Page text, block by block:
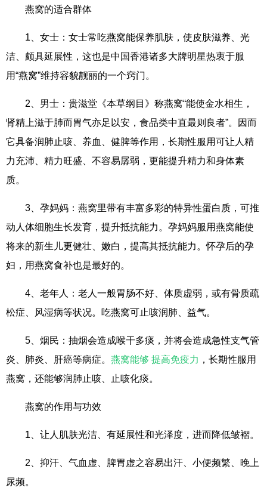
燕窝的适合群体
1、女士：女士常吃燕窝能保养肌肤，使皮肤滋养、光
洁、颇具延展性，这也是中国香港诸多大牌明星热衷于服
用“燕窝”维持容貌靓丽的一个窍门。
2、男士：贵滋堂《本草纲目》称燕窝“能使金水相生，
肾精上滋于肺而胃气亦足以安，食品类中直最则良者”。因而
它具备润肺止咳、养血、健脾等作用，长期性服用可让人精
力充沛、精力旺盛、不容易孱弱，更能提升精力和身体素
质。
3、孕妈妈：燕窝里带有丰富多彩的特异性蛋白质，可推
动人体细胞生长发育，提升抵抗能力。孕妈妈服用燕窝能使
将来的新生儿更健壮、嫩白，提高其抵抗能力。怀孕后的孕
妇，用燕窝食补也是最好的。
4、老年人：老人一般胃肠不好、体质虚弱，或有骨质疏
松症、风湿病等状况。吃燕窝可止咳润肺、益气。
5、烟民：抽烟会造成喉干多痰，并将会造成急性支气管
炎、肺炎、肝癌等病症。 燕窝能够 提高免疫力 ，长期性服用
燕窝，还能够润肺止咳、止咳化痰。
燕窝的作用与功效
1、让人肌肤光洁、有延展性和光泽度，进而降低皱褶。
2、抑汗、气血虚、脾胃虚之容易出汗、小便频繁、晚上
尿频。